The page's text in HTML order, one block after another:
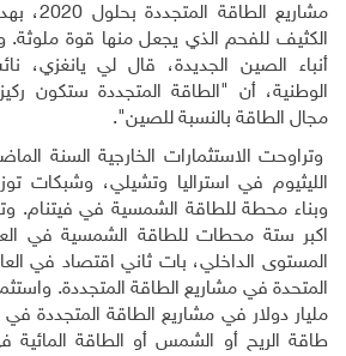
مشاريع
الكثيف للفحم الذي يجعل منها قوة ملوثة.
أنباء الصين الجديدة، قال لي يانغزي،
الوطنية، أن "الطاقة المتجددة ستكون
مجال الطاقة بالنسبة للصين".
وتراوحت الاستثمارات الخارجية السنة
الليثيوم في استراليا وتشيلي، وشبكات
وبناء محطة للطاقة الشمسية في
اكبر ستة محطات للطاقة الشمسية في
المستوى الداخلي، بات ثاني اقتصاد في
مليار دولار في مشاريع الطاقة المتجددة